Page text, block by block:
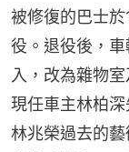
被修復的巴士
役。退役後，
入，改為雜物
現任車主林柏
林兆榮過去的